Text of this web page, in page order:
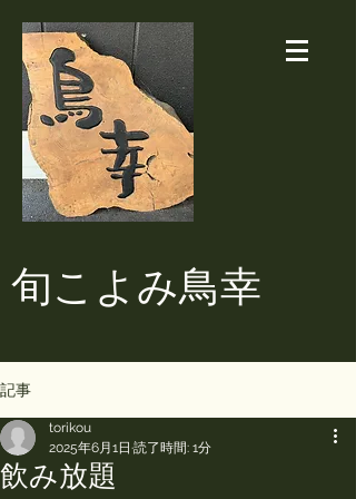
​旬こよみ鳥幸
記事
飲み放題
torikou
2025年6月1日 読了時間: 1分